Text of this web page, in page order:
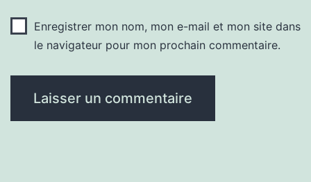
Enregistrer mon nom, mon e-mail et mon site dans
le navigateur pour mon prochain commentaire.